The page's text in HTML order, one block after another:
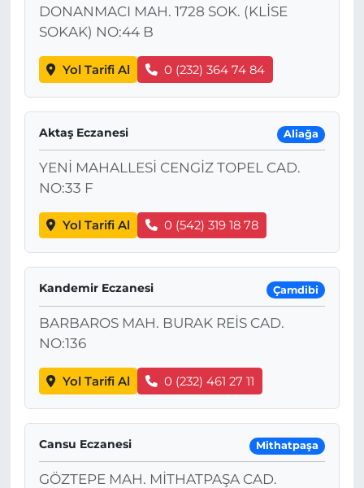
DONANMACI MAH. 1728 SOK. (KLİSE
SOKAK) NO:44 B
Yol Tarifi Al 0 (232) 364 74 84
Aktaş Eczanesi Aliağa
YENİ MAHALLESİ CENGİZ TOPEL CAD.
NO:33 F
Yol Tarifi Al 0 (542) 319 18 78
Kandemir Eczanesi Çamdibi
BARBAROS MAH. BURAK REİS CAD.
NO:136
Yol Tarifi Al 0 (232) 461 27 11
Cansu Eczanesi Mithatpaşa
GÖZTEPE MAH. MİTHATPAŞA CAD.